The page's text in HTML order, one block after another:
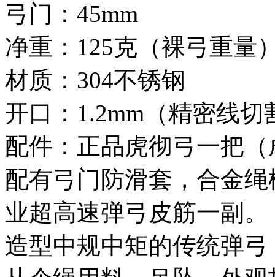
弓门：45mm
净重：125克（裸弓重量
材质：304不锈钢
开口：1.2mm（精密线切
配件：正品虎彻弓一把
配有弓门防滑套，合金
业超高速弹弓皮筋一副。
造型中规中矩的传统弹